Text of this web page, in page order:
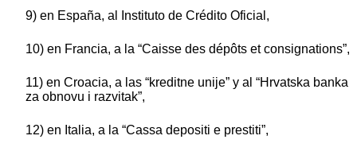
9) en España, al Instituto de Crédito Oficial,
10) en Francia, a la “Caisse des dépôts et consignations”,
11) en Croacia, a las “kreditne unije” y al “Hrvatska banka
za obnovu i razvitak”,
12) en Italia, a la “Cassa depositi e prestiti”,